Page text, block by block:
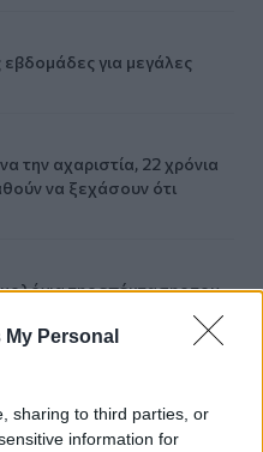
Personal
sharing to third parties, or
information for
εβδομάδες για μεγάλες
την αχαριστία, 22 χρόνια
να ξεχάσουν ότι
της επέκτασης του